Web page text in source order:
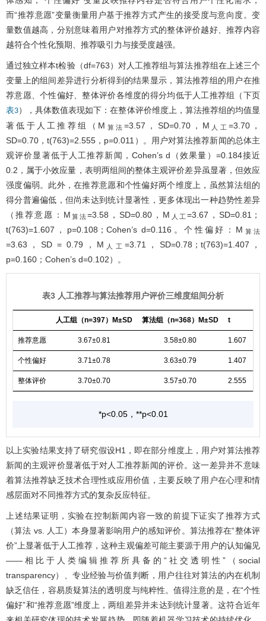
而“推荐意愿”变量衡量用户基于推荐方式产生的接受度与意向度。变
量数值越高，分别意味着用户对推荐方式的整体评价越好、推荐内容
越符合个性化预期、推荐吸引力与接受度越强。
通过独立样本t检验（df=763）对人工推荐组与算法推荐组在上述三个
变量上的组间差异进行分析得到的结果显示，算法推荐组的用户在推
荐意愿、个性偏好、整体评价各维度的得分均低于人工推荐组（下页
表3），具体数值表现如下：在整体评价维度上，算法推荐组的均值显
著低于人工推荐组（M 算法 =3.57，SD=0.70，M 人工 =3.70，
SD=0.70，t(763)=2.555，p=0.011）。用户对算法推荐新闻的总体主
观评价显著低于人工推荐新闻，Cohen’s d（效果量）=0.184接近
0.2，属于小效应量，表明两组间的整体主观评价差异虽显著，但效应
强度偏弱。此外，在推荐意愿和个性偏好两个维度上，虽然算法组的
得分普遍偏低，但尚未达到统计显著性，更多体现出一种趋势性差异
（推荐意愿：M 算法=3.58，SD=0.80，M 人工 =3.67，SD=0.81；
t(763)=1.607，p=0.108；Cohen’s d=0.116。个性偏好：M 算法
=3.63，SD = 0.79，M 人工 =3.71，SD=0.78；t(763)=1.407，
p=0.160；Cohen’s d=0.102）。
表3 人工推荐与算法推荐用户评价三维度组间分析
人工组（n=397）M±SD 算法组（n=368）M±SD t
推荐意愿 3.67±0.81 3.58±0.80 1.607
个性偏好 3.71±0.78 3.63±0.79 1.407
整体评价 3.70±0.70 3.57±0.70 2.555
*p<0.05，**p<0.01
以上实验结果支持了研究假设H1，即在部分维度上，用户对算法推荐
新闻的主观评价显著低于对人工推荐新闻的评价。这一差异并不意味
着算法推荐缺乏技术合理性或应用价值，主要反映了用户在心理和情
感层面对不同推荐方式的复杂反应特征。
上述结果证明，实验在控制新闻内容一致的前提下证实了推荐方式
（算法 vs. 人工）本身显著影响用户的感知评价。算法推荐在“整体评
价”上显著低于人工推荐，这种主观偏差可能主要源于用户的认知偏见
——相比于人类编辑推荐所具备的“社交透明性”（social
transparency）、专业经验与价值判断，用户往往对算法的内在机制
缺乏信任，容易质疑算法的透明度与纯粹性。值得注意的是，在“个性
偏好”和“推荐意愿”维度上，两组差异并未达到统计显著。这符合近年